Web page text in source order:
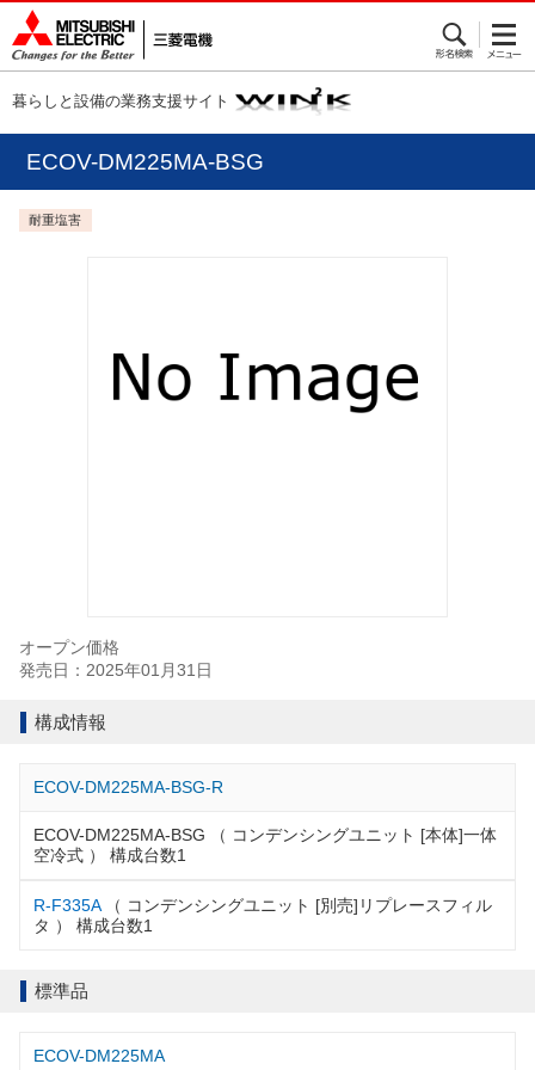
暮らしと設備の業務支援サイト
ECOV-DM225MA-BSG
耐重塩害
オープン価格
発売日：2025年01月31日
構成情報
ECOV-DM225MA-BSG-R
ECOV-DM225MA-BSG （ コンデンシングユニット [本体]一体
空冷式 ） 構成台数1
R-F335A
（ コンデンシングユニット [別売]リプレースフィル
タ ） 構成台数1
標準品
ECOV-DM225MA